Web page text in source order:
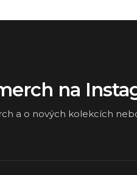
na
a o nových kolekcích